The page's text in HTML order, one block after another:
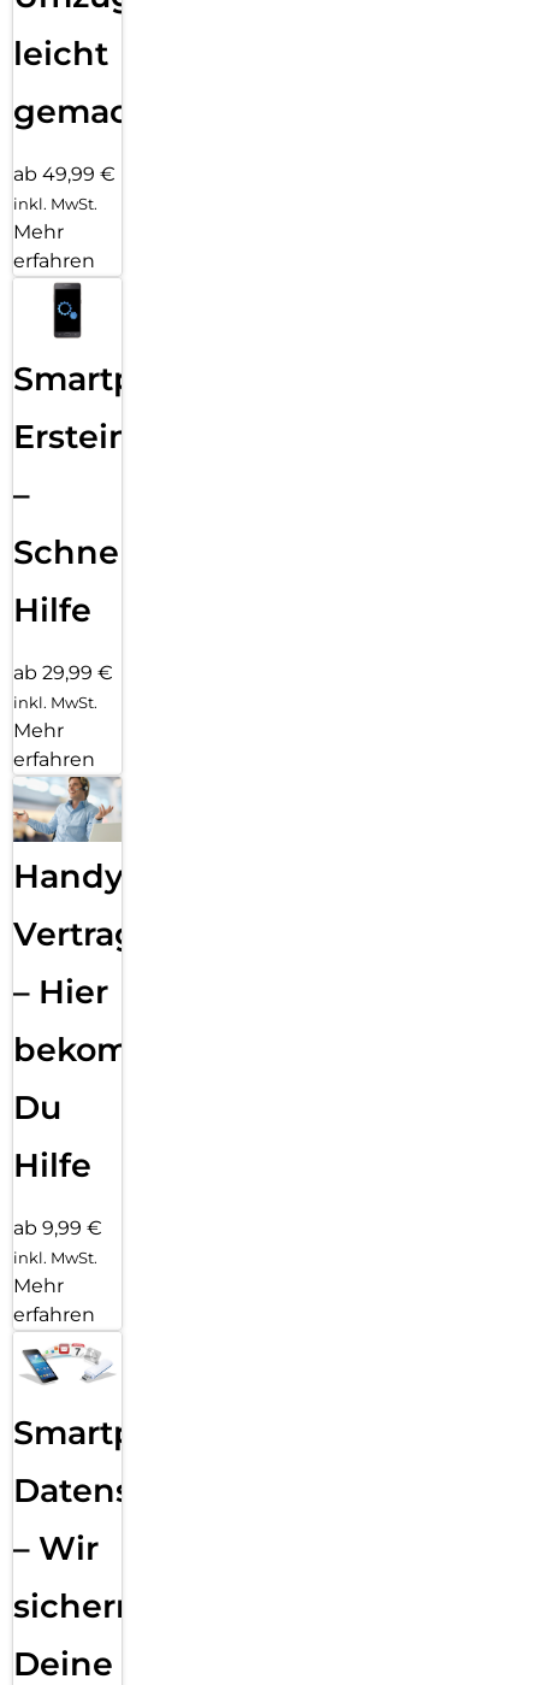
leicht
gemacht!
ab 49,99 €
inkl. MwSt.
Mehr
erfahren
Smartphone
Ersteinrichtung
–
Schnelle
Hilfe
ab 29,99 €
inkl. MwSt.
Mehr
erfahren
Handy
Vertragsabwicklung
– Hier
bekommst
Du
Hilfe
ab 9,99 €
inkl. MwSt.
Mehr
erfahren
Smartphone
Datensicherung
– Wir
sichern
Deine